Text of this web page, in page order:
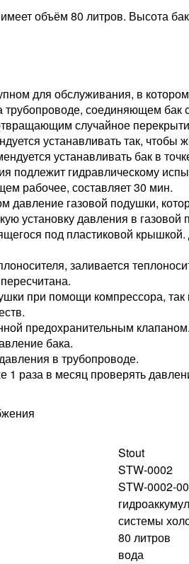
объём 80 литров. Высота
для обслуживания, в
соединяющем бак
случайное
устанавливать так, чтобы
устанавливать бак в
подлежит гидравлическому
рабочее, составляет 30 мин.
газовой подушки,
установку давления в
под пластиковой
заливается
при помощи компрессора,
предохранительным
бака.
в трубопроводе.
раза в месяц проверять
Stout
STW-0002
STW-0002-
системы
80 литров
вода